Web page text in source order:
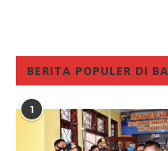
BERITA POPULER DI
1